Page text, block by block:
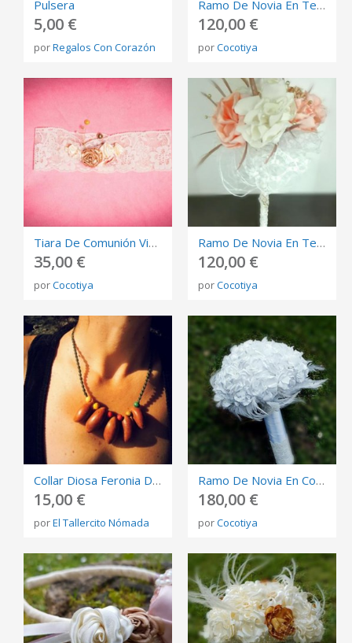
Pulsera
5,00 €
porRegalos Con Corazón
Ramo De Novia En Tela, Tonos Azul, Beige Y Camel
120,00 €
porCocotiya
Tiara De Comunión Vintage
35,00 €
porCocotiya
Ramo De Novia En Tela, Tonos: Rosa Nude, Beige Y Camel
120,00 €
porCocotiya
Collar Diosa Feronia De Semillas Coquitos Amazónicos Collar Orgánico Natural Joyería Étnica
15,00 €
porEl Tallercito Nómada
Ramo De Novia En Color Blanco\"Bouquet\"
180,00 €
porCocotiya